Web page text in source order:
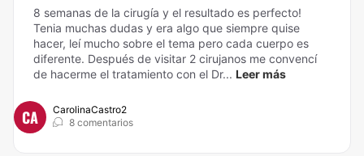
8 semanas de la cirugía y el resultado es perfecto!
Tenia muchas dudas y era algo que siempre quise
hacer, leí mucho sobre el tema pero cada cuerpo es
diferente. Después de visitar 2 cirujanos me convencí
de hacerme el tratamiento con el Dr... Leer más
CA
CarolinaCastro2
8 comentarios